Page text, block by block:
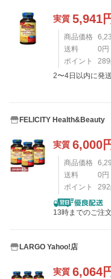
実質 5,941
商品価格
送料
0 円
ポイント
289
2〜4日以内に発
FELICITY Health&Beauty
実質 6,000
商品価格
送料
0 円
ポイント
292
13時までのご注
LARGO Yahoo!店
実質 6,064